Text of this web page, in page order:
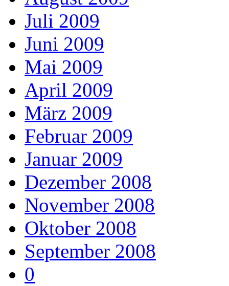
Juli 2009
Juni 2009
Mai 2009
April 2009
März 2009
Februar 2009
Januar 2009
Dezember 2008
November 2008
Oktober 2008
September 2008
0